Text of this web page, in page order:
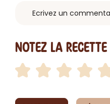
Notez la recette